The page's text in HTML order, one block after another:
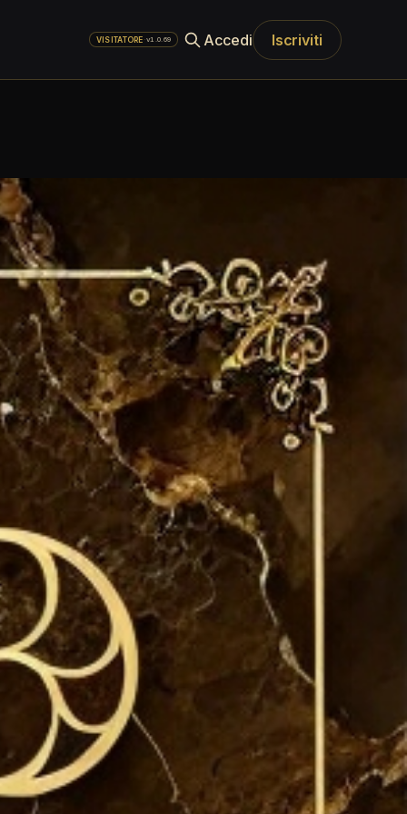
VISITATORE ·v1.0.69 Accedi Iscriviti